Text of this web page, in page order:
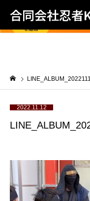
合同会社忍者
2022.11.12